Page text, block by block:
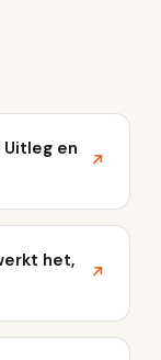
en
↗
het,
↗